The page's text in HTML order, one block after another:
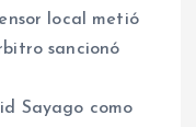
local metió
sancionó
Sayago como